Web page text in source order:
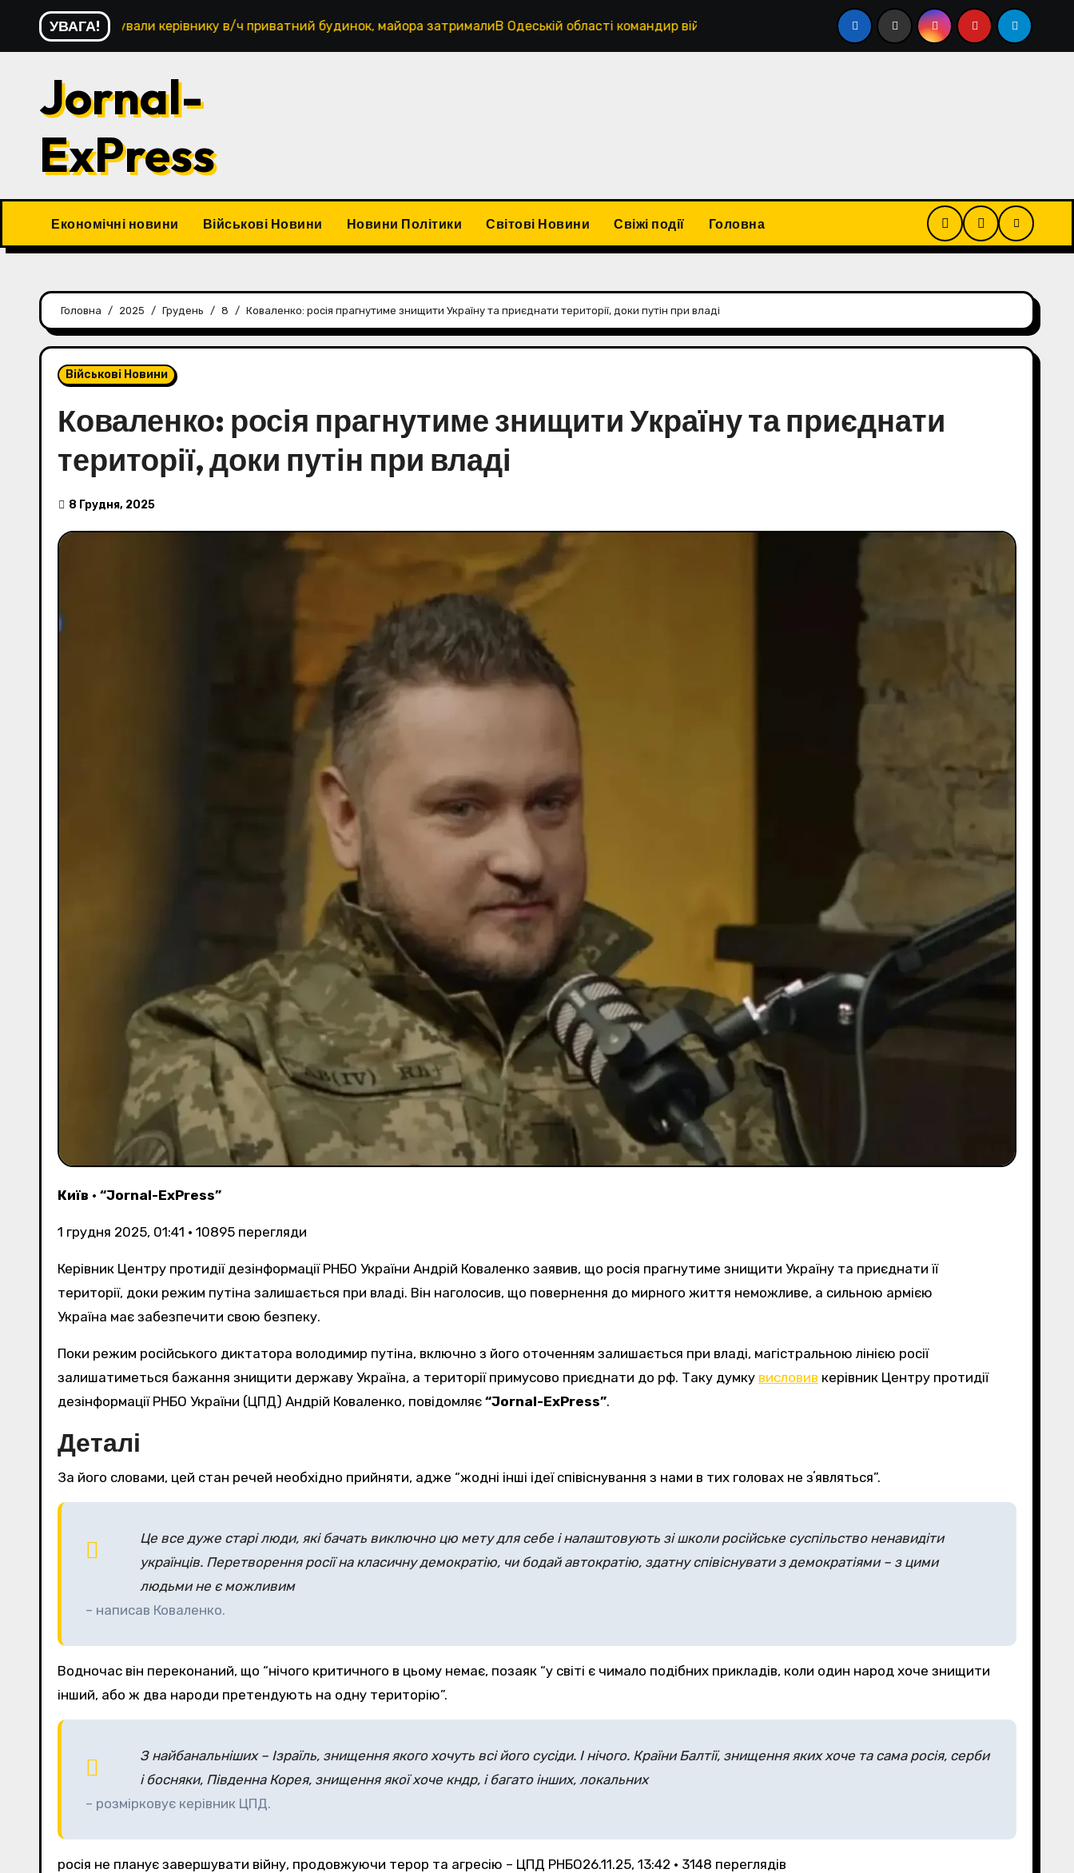
Перейти
контенту
УВАГА!
будували керівнику в/ч приватний будинок, майора затрималиВ Одеській області командир військової частини залучав підлеглих до будівництва свого приватного
Jornal-
ExPress
Економічні новини Військові Новини Новини Політики Світові Новини Свіжі події Головна
Головна 2025 Грудень 8 Коваленко: росія прагнутиме знищити Україну та приєднати території, доки путін при владі
Військові Новини
Коваленко: росія прагнутиме знищити Україну та приєднати
території, доки путін при владі
8 Грудня, 2025
Київ • “Jornal-ExPress”
1 грудня 2025, 01:41 • 10895 перегляди
Керівник Центру протидії дезінформації РНБО України Андрій Коваленко заявив, що росія прагнутиме знищити Україну та приєднати її
території, доки режим путіна залишається при владі. Він наголосив, що повернення до мирного життя неможливе, а сильною армією
Україна має забезпечити свою безпеку.
Поки режим російського диктатора володимир путіна, включно з його оточенням залишається при владі, магістральною лінією росії
залишатиметься бажання знищити державу Україна, а території примусово приєднати до рф. Таку думку висловив керівник Центру протидії
дезінформації РНБО України (ЦПД) Андрій Коваленко, повідомляє “Jornal-ExPress”.
Деталі
За його словами, цей стан речей необхідно прийняти, адже “жодні інші ідеї співіснування з нами в тих головах не зʼявляться”.
Це все дуже старі люди, які бачать виключно цю мету для себе і налаштовують зі школи російське суспільство ненавидіти
українців. Перетворення росії на класичну демократію, чи бодай автократію, здатну співіснувати з демократіями – з цими
людьми не є можливим
– написав Коваленко.
Водночас він переконаний, що “нічого критичного в цьому немає, позаяк “у світі є чимало подібних прикладів, коли один народ хоче знищити
інший, або ж два народи претендують на одну територію”.
З найбанальніших – Ізраїль, знищення якого хочуть всі його сусіди. І нічого. Країни Балтії, знищення яких хоче та сама росія, серби
і босняки, Південна Корея, знищення якої хоче кндр, і багато інших, локальних
– розмірковує керівник ЦПД.
росія не планує завершувати війну, продовжуючи терор та агресію – ЦПД РНБО26.11.25, 13:42 • 3148 переглядiв